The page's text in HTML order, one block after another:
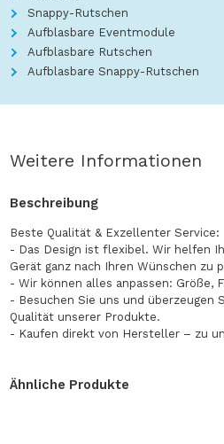
Snappy-Rutschen
Aufblasbare Eventmodule
Aufblasbare Rutschen
Aufblasbare Snappy-Rutschen
Weitere Informationen
Beschreibung
Beste Qualität & Exzellenter Service:
- Das Design ist flexibel. Wir helfen
Gerät ganz nach Ihren Wünschen zu
- Wir können alles anpassen: Größe,
- Besuchen Sie uns und überzeugen
Qualität unserer Produkte.
- Kaufen direkt von Hersteller – zu
Ähnliche Produkte